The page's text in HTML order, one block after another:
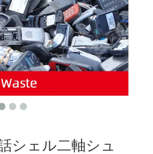
シェル二軸シュ